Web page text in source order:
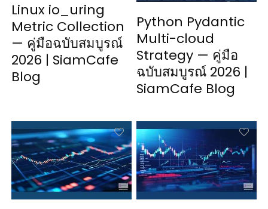
Linux io_uring
Metric Collection
— คู่มือฉบับสมบูรณ์
2026 | SiamCafe
Blog
Python Pydantic
Multi-cloud
Strategy — คู่มือ
ฉบับสมบูรณ์ 2026 |
SiamCafe Blog